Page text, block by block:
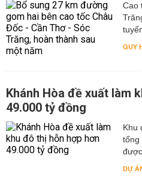
Cao
QUY
Khánh Hòa đề xuất làm
49.000 tỷ đồng
Khu
tổng
DỰ